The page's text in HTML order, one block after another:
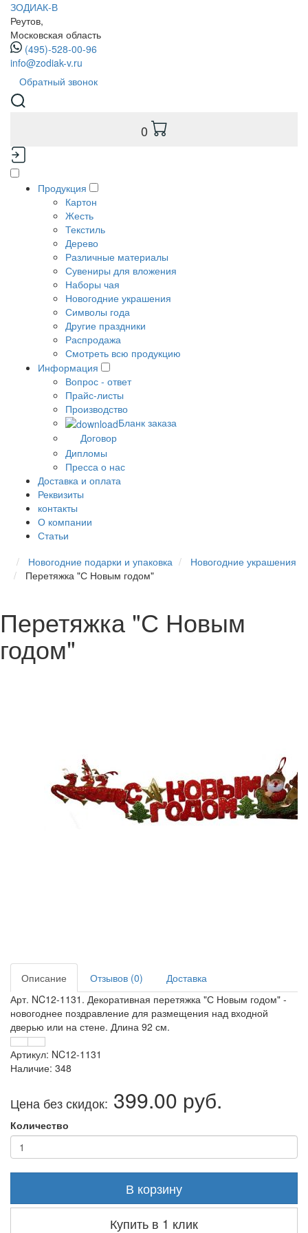
ЗОДИАК-В
Реутов,
Московская область
(495)-528-00-96
info@zodiak-v.ru
Обратный звонок
0
Продукция
Картон
Жесть
Текстиль
Дерево
Различные материалы
Сувениры для вложения
Наборы чая
Новогодние украшения
Символы года
Другие праздники
Распродажа
Смотреть всю продукцию
Информация
Вопрос - ответ
Прайс-листы
Производство
Бланк заказа
Договор
Дипломы
Пресса о нас
Доставка и оплата
Реквизиты
контакты
О компании
Статьи
Новогодние подарки и упаковка
Новогодние украшения
Перетяжка "С Новым годом"
Перетяжка "С Новым
годом"
Описание Отзывов (0)
Доставка
Арт. NC12-1131. Декоративная перетяжка "С Новым годом" -
новогоднее поздравление для размещения над входной
дверью или на стене. Длина 92 см.
Артикул: NC12-1131
Наличие: 348
Цена без скидок: 399.00 руб.
Количество
В корзину
Купить в 1 клик